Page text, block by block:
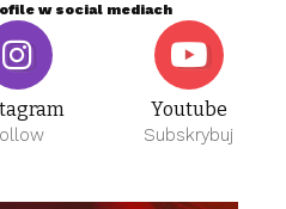
w social mediach
Youtube
Subskrybuj